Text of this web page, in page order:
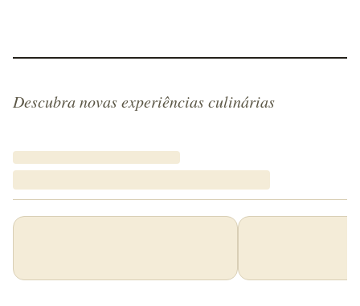
Descubra novas experiências culinárias